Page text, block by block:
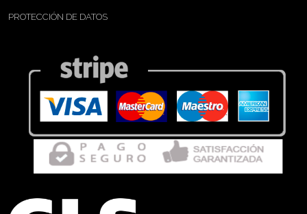
PROTECCIÓN DE DATOS